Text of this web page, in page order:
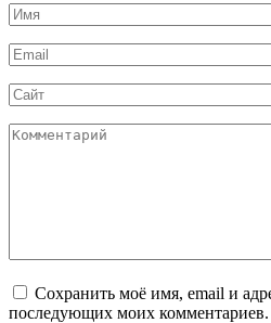
Имя
*
Email
*
Сайт
Комментарий
Сохранить моё имя, email и
последующих моих комментариев.